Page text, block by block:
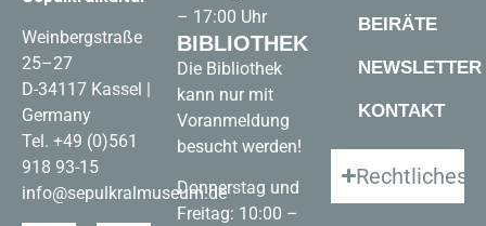
Weinbergstraße
25–27
D-34117 Kassel |
Germany
Tel. +49 (0)561
918 93-15
info@sepulkralmuseum.de
– 17:00 Uhr
BIBLIOTHEK
Die Bibliothek
kann nur mit
Voranmeldung
besucht werden!
Donnerstag und
Freitag: 10:00 –
BEIRÄTE
NEWSLETTER
KONTAKT
Rechtliches